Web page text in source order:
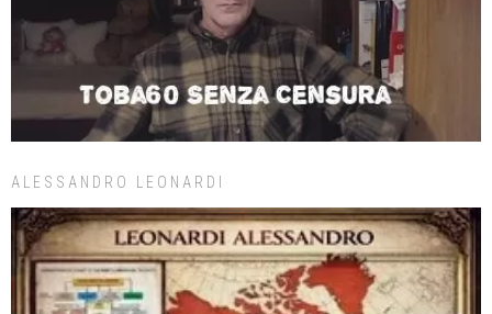
ALESSANDRO LEONARDI